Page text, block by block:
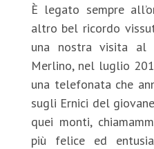
È legato sempre
altro bel ricordo
una nostra visita al
Merlino, nel luglio
una telefonata che
sugli Ernici del
quei monti,
più felice ed